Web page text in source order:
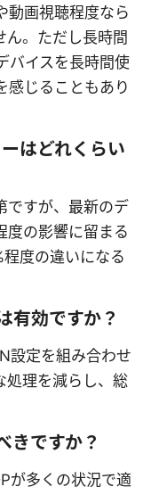
動画視聴程度なら
ん。ただし長時間
バイスを長時間使
感じることもあり
はどれくらい
ですが、最新のデ
度の影響に留まる
程度の違いになる
有効ですか？
設定を組み合わせ
処理を減らし、総
きですか？
が多くの状況で適